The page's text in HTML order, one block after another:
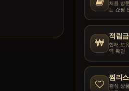
처음 방
는 쇼핑
적립
현재 보
역 확인
찜리
관심 상